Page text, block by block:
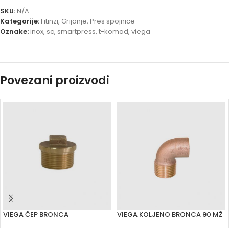
SKU:N/A
Kategorije:Fitinzi, Grijanje, Pres spojnice
Oznake:inox, sc, smartpress, t-komad, viega
Povezani proizvodi
VIEGA ČEP BRONCA
VIEGA KOLJENO BRONCA 90 MŽ